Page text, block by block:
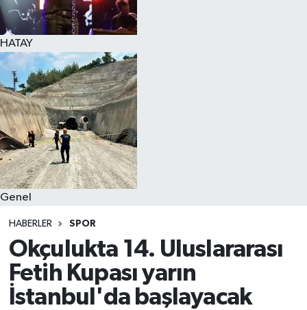
HATAY
Genel
HABERLER SPOR
Okçulukta 14. Uluslararası
Fetih Kupası yarın
İstanbul'da başlayacak